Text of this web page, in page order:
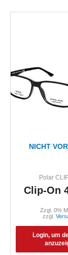
NICHT
Polar
Clip-On
Login, um
Zzgl. 0%
zzgl.